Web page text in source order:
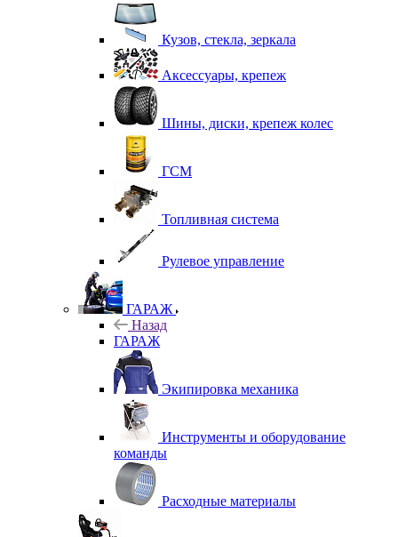
Кузов, стекла, зеркала
Аксессуары, крепеж
Шины, диски, крепеж колес
ГСМ
Топливная система
Рулевое управление
ГАРАЖ
Назад
ГАРАЖ
Экипировка механика
Инструменты и оборудование
команды
Расходные материалы